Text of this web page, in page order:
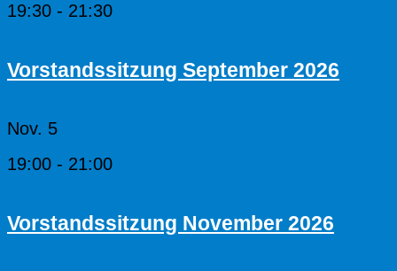
19:30 - 21:30
Vorstandssitzung September 2026
Nov. 5
19:00 - 21:00
Vorstandssitzung November 2026